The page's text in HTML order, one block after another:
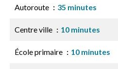
Autoroute 35 minutes
Centre ville 10 minutes
École primaire 10 minutes